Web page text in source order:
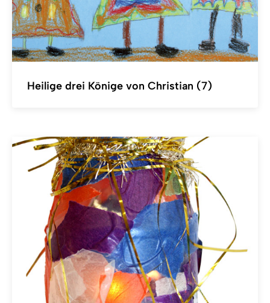
Heilige drei Könige von Christian (7)